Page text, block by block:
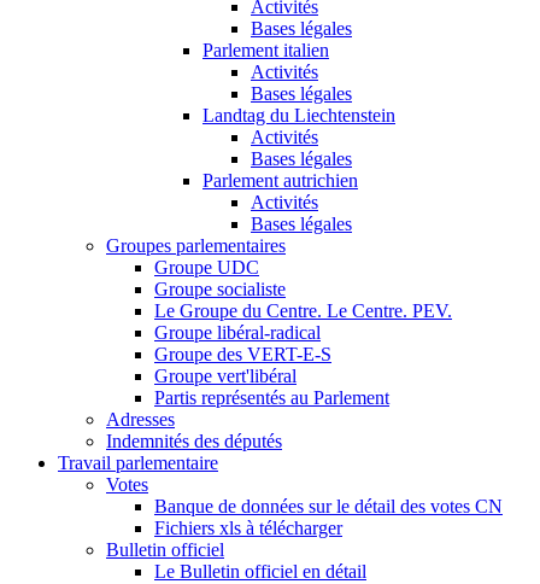
Activités
Bases légales
Parlement italien
Activités
Bases légales
Landtag du Liechtenstein
Activités
Bases légales
Parlement autrichien
Activités
Bases légales
Groupes parlementaires
Groupe UDC
Groupe socialiste
Le Groupe du Centre. Le Centre. PEV.
Groupe libéral-radical
Groupe des VERT-E-S
Groupe vert'libéral
Partis représentés au Parlement
Adresses
Indemnités des députés
Travail parlementaire
Votes
Banque de données sur le détail des votes CN
Fichiers xls à télécharger
Bulletin officiel
Le Bulletin officiel en détail